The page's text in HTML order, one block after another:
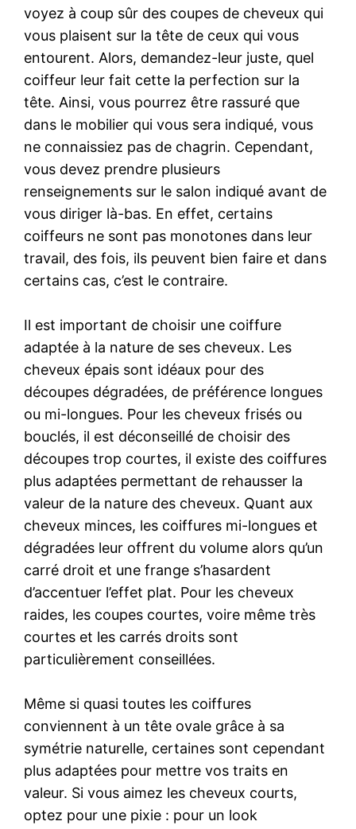
voyez à coup sûr des coupes de cheveux qui
vous plaisent sur la tête de ceux qui vous
entourent. Alors, demandez-leur juste, quel
coiffeur leur fait cette la perfection sur la
tête. Ainsi, vous pourrez être rassuré que
dans le mobilier qui vous sera indiqué, vous
ne connaissiez pas de chagrin. Cependant,
vous devez prendre plusieurs
renseignements sur le salon indiqué avant de
vous diriger là-bas. En effet, certains
coiffeurs ne sont pas monotones dans leur
travail, des fois, ils peuvent bien faire et dans
certains cas, c’est le contraire.
Il est important de choisir une coiffure
adaptée à la nature de ses cheveux. Les
cheveux épais sont idéaux pour des
découpes dégradées, de préférence longues
ou mi-longues. Pour les cheveux frisés ou
bouclés, il est déconseillé de choisir des
découpes trop courtes, il existe des coiffures
plus adaptées permettant de rehausser la
valeur de la nature des cheveux. Quant aux
cheveux minces, les coiffures mi-longues et
dégradées leur offrent du volume alors qu’un
carré droit et une frange s’hasardent
d’accentuer l’effet plat. Pour les cheveux
raides, les coupes courtes, voire même très
courtes et les carrés droits sont
particulièrement conseillées.
Même si quasi toutes les coiffures
conviennent à un tête ovale grâce à sa
symétrie naturelle, certaines sont cependant
plus adaptées pour mettre vos traits en
valeur. Si vous aimez les cheveux courts,
optez pour une pixie : pour un look